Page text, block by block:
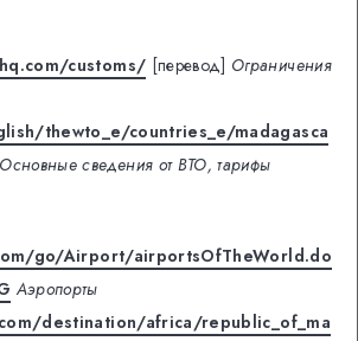
customs/ [перевод] Ограничения
thewto_e/countries_e/madagasca
Основные сведения от ВТО, тарифы
go/Airport/airportsOfTheWorld.do
Аэропорты
destination/africa/republic_of_ma